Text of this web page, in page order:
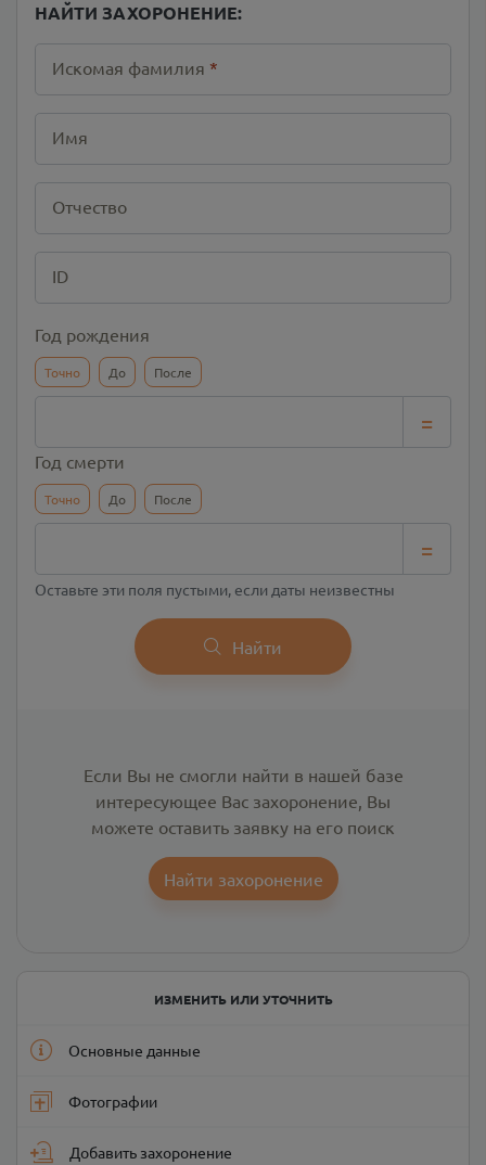
НАЙТИ ЗАХОРОНЕНИЕ:
Искомая фамилия *
Имя
Отчество
ID
Год рождения
Точно До После
=
Год смерти
Точно До После
=
Оставьте эти поля пустыми, если даты неизвестны
Найти
Если Вы не смогли найти в нашей базе
интересующее Вас захоронение, Вы
можете оставить заявку на его поиск
Найти захоронение
ИЗМЕНИТЬ ИЛИ УТОЧНИТЬ
Основные данные
Фотографии
Добавить захоронение